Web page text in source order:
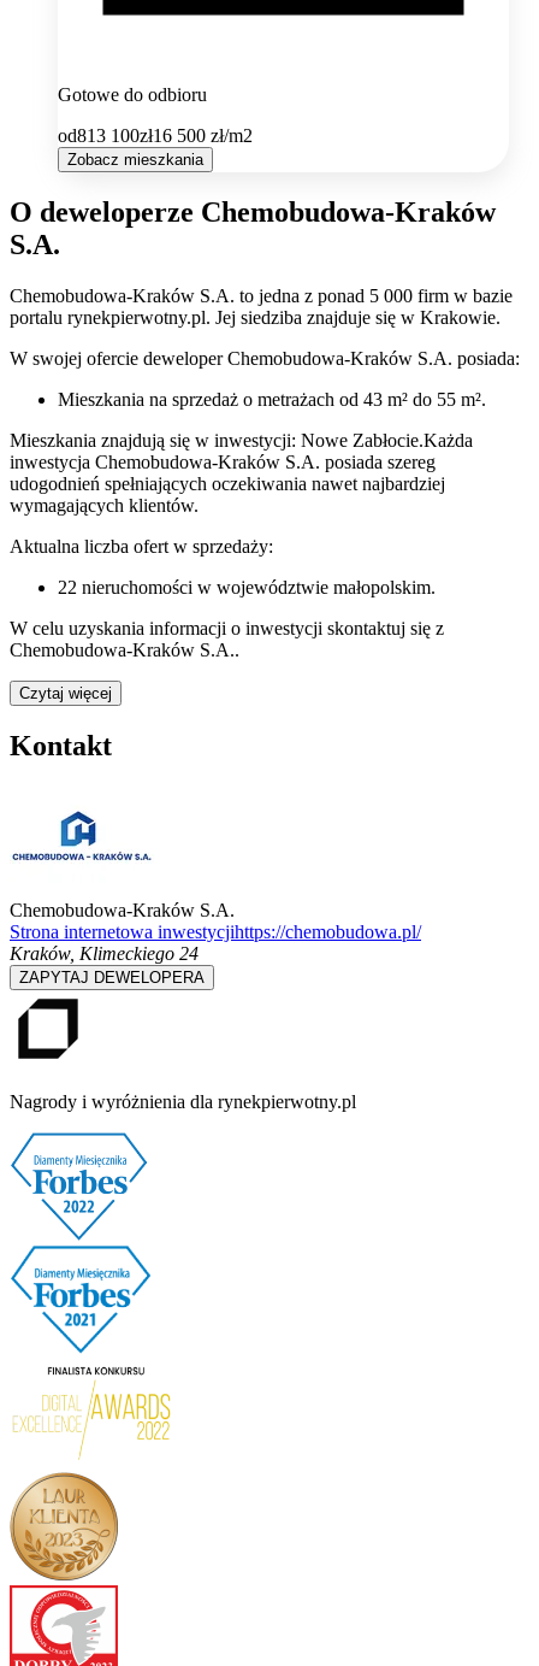
Gotowe do odbioru
od813 100zł16 500 zł/m2
Zobacz mieszkania
O deweloperze Chemobudowa-Kraków
S.A.
Chemobudowa-Kraków S.A. to jedna z ponad 5 000 firm w bazie
portalu rynekpierwotny.pl. Jej siedziba znajduje się w Krakowie.
W swojej ofercie deweloper Chemobudowa-Kraków S.A. posiada:
Mieszkania na sprzedaż o metrażach od 43 m² do 55 m².
Mieszkania znajdują się w inwestycji: Nowe Zabłocie.Każda
inwestycja Chemobudowa-Kraków S.A. posiada szereg
udogodnień spełniających oczekiwania nawet najbardziej
wymagających klientów.
Aktualna liczba ofert w sprzedaży:
22 nieruchomości w województwie małopolskim.
W celu uzyskania informacji o inwestycji skontaktuj się z
Chemobudowa-Kraków S.A..
Czytaj więcej
Kontakt
Chemobudowa-Kraków S.A.
Strona internetowa inwestycjihttps://chemobudowa.pl/
Kraków, Klimeckiego 24
ZAPYTAJ DEWELOPERA
Nagrody i wyróżnienia dla rynekpierwotny.pl